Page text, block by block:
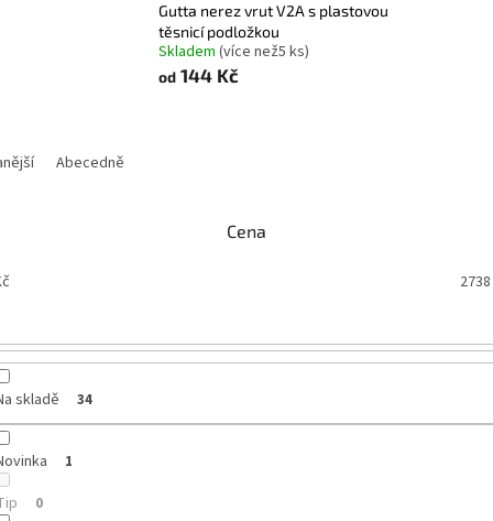
Gutta nerez vrut V2A s plastovou
těsnicí podložkou
Skladem(více než5 ks)
od 144 Kč
Abecedně
Cena
2738
skladě 34
1
0